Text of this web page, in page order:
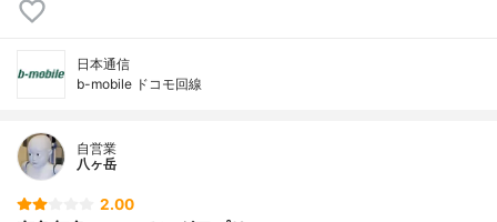
日本通信
b-mobile ドコモ回線
自営業
八ヶ岳
2.00